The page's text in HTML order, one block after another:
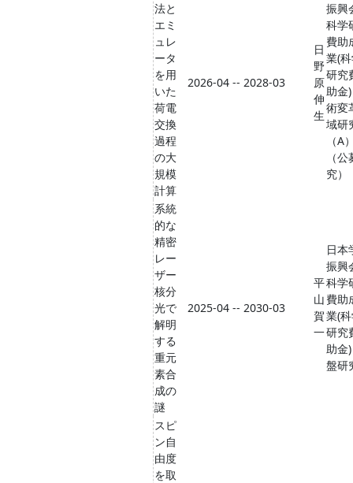
法と
エミ
ュレ
ータ
を用
いた
荷電
交換
過程
の大
規模
計算
2026-04 -- 2028-03
日
野
原
伸
生
振興
科学
費助
業(
研究
助金
術変
域研
（A
（
究）
系統
的な
精密
レー
ザー
核分
光で
解明
する
重元
素合
成の
謎
2025-04 -- 2030-03
平
山
賀
一
日本
振興
科学
費助
業(
研究
助金
盤研
スピ
ン自
由度
を取